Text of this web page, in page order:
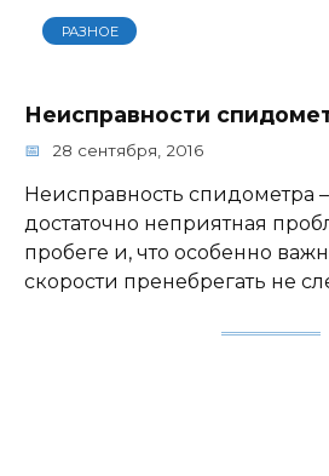
РАЗНОЕ
Неисправности
28 сентября, 2016
Неисправность спидометра
достаточно неприятная
пробеге и, что особенно
скорости пренебрегать не